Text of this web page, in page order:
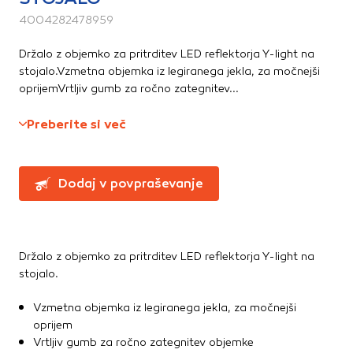
4004282478959
Držalo z objemko za pritrditev LED reflektorja Y-light na
stojalo.Vzmetna objemka iz legiranega jekla, za močnejši
oprijemVrtljiv gumb za ročno zategnitev...
Preberite si več
Dodaj v povpraševanje
Držalo z objemko za pritrditev LED reflektorja Y-light na
stojalo.
Vzmetna objemka iz legiranega jekla, za močnejši
oprijem
Vrtljiv gumb za ročno zategnitev objemke
Te piškotke nastavijo naši oglaševalski partnerji.
Partnerska oglaševalska podjetja jih lahko uporabljajo za
prikazovanje ustreznih oglasov na drugih spletnih mestih.
Pri delu uporabljajo edinstveno prepoznavanje vašega
brskalnika in naprave. Če zavrnete uporabo teh piškotkov,
Potrdi moje izbire
DOVOLI VSE